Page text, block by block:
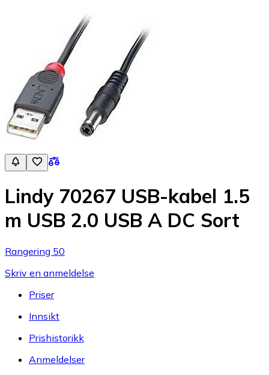
Lindy 70267 USB-kabel 1.5
m USB 2.0 USB A DC Sort
Rangering 50
Skriv en anmeldelse
Priser
Innsikt
Prishistorikk
Anmeldelser